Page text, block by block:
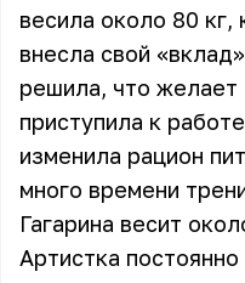
весила около 80
внесла свой
решила, что желает
приступила к
изменила рацион
много времени
Гагарина весит
Артистка